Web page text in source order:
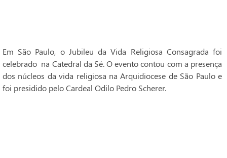
Em São Paulo, o Jubileu da Vida Religiosa Consagrada foi
celebrado na Catedral da Sé. O evento contou com a presença
dos núcleos da vida religiosa na Arquidiocese de São Paulo e
foi presidido pelo Cardeal Odilo Pedro Scherer.